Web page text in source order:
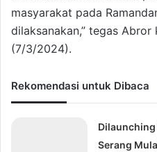
masyarakat pada
dilaksanakan,” tegas
(7/3/2024).
Rekomendasi untuk Dibaca
Dilaunching
Serang